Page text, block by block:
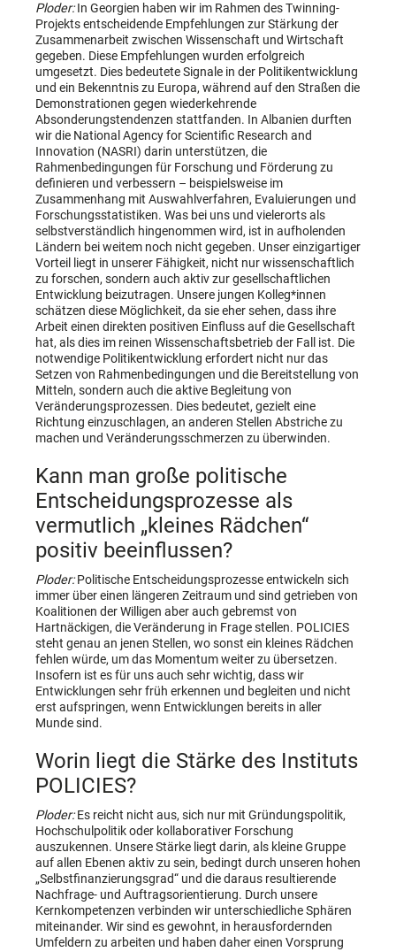
Ploder:In Georgien haben wir im Rahmen des Twinning-
Projekts entscheidende Empfehlungen zur Stärkung der
Zusammenarbeit zwischen Wissenschaft und Wirtschaft
gegeben. Diese Empfehlungen wurden erfolgreich
umgesetzt. Dies bedeutete Signale in der Politikentwicklung
und ein Bekenntnis zu Europa, während auf den Straßen die
Demonstrationen gegen wiederkehrende
Absonderungstendenzen stattfanden. In Albanien durften
wir die National Agency for Scientific Research and
Innovation (NASRI) darin unterstützen, die
Rahmenbedingungen für Forschung und Förderung zu
definieren und verbessern – beispielsweise im
Zusammenhang mit Auswahlverfahren, Evaluierungen und
Forschungsstatistiken. Was bei uns und vielerorts als
selbstverständlich hingenommen wird, ist in aufholenden
Ländern bei weitem noch nicht gegeben. Unser einzigartiger
Vorteil liegt in unserer Fähigkeit, nicht nur wissenschaftlich
zu forschen, sondern auch aktiv zur gesellschaftlichen
Entwicklung beizutragen. Unsere jungen Kolleg*innen
schätzen diese Möglichkeit, da sie eher sehen, dass ihre
Arbeit einen direkten positiven Einfluss auf die Gesellschaft
hat, als dies im reinen Wissenschaftsbetrieb der Fall ist. Die
notwendige Politikentwicklung erfordert nicht nur das
Setzen von Rahmenbedingungen und die Bereitstellung von
Mitteln, sondern auch die aktive Begleitung von
Veränderungsprozessen. Dies bedeutet, gezielt eine
Richtung einzuschlagen, an anderen Stellen Abstriche zu
machen und Veränderungsschmerzen zu überwinden.
Kann man große politische
Entscheidungsprozesse als
vermutlich „kleines Rädchen“
positiv beeinflussen?
Ploder:Politische Entscheidungsprozesse entwickeln sich
immer über einen längeren Zeitraum und sind getrieben von
Koalitionen der Willigen aber auch gebremst von
Hartnäckigen, die Veränderung in Frage stellen. POLICIES
steht genau an jenen Stellen, wo sonst ein kleines Rädchen
fehlen würde, um das Momentum weiter zu übersetzen.
Insofern ist es für uns auch sehr wichtig, dass wir
Entwicklungen sehr früh erkennen und begleiten und nicht
erst aufspringen, wenn Entwicklungen bereits in aller
Munde sind.
Worin liegt die Stärke des Instituts
POLICIES?
Ploder:Es reicht nicht aus, sich nur mit Gründungspolitik,
Hochschulpolitik oder kollaborativer Forschung
auszukennen. Unsere Stärke liegt darin, als kleine Gruppe
auf allen Ebenen aktiv zu sein, bedingt durch unseren hohen
„Selbstfinanzierungsgrad“ und die daraus resultierende
Nachfrage- und Auftragsorientierung. Durch unsere
Kernkompetenzen verbinden wir unterschiedliche Sphären
miteinander. Wir sind es gewohnt, in herausfordernden
Umfeldern zu arbeiten und haben daher einen Vorsprung